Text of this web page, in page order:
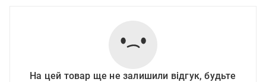
На цей товар ще не залишили відгук, будьте